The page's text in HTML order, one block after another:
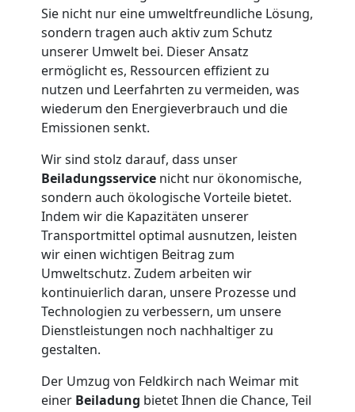
Sie nicht nur eine umweltfreundliche Lösung,
sondern tragen auch aktiv zum Schutz
unserer Umwelt bei. Dieser Ansatz
ermöglicht es, Ressourcen effizient zu
nutzen und Leerfahrten zu vermeiden, was
wiederum den Energieverbrauch und die
Emissionen senkt.
Wir sind stolz darauf, dass unser
Beiladungsservice nicht nur ökonomische,
sondern auch ökologische Vorteile bietet.
Indem wir die Kapazitäten unserer
Transportmittel optimal ausnutzen, leisten
wir einen wichtigen Beitrag zum
Umweltschutz. Zudem arbeiten wir
kontinuierlich daran, unsere Prozesse und
Technologien zu verbessern, um unsere
Dienstleistungen noch nachhaltiger zu
gestalten.
Der Umzug von Feldkirch nach Weimar mit
einer Beiladung bietet Ihnen die Chance, Teil
Feldkirch
Privatumzug
Feldkirch
Tresortransport
Feldkirch
Umzug
für